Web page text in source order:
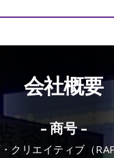
会社概要
– 商号 –
クリエイティブ（